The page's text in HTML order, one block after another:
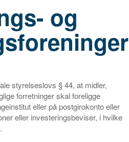
og
styrelseslovs § 44, at midler,
forretninger skal foreligge
eller på postgirokonto eller
eller investeringsbeviser, i hvilke